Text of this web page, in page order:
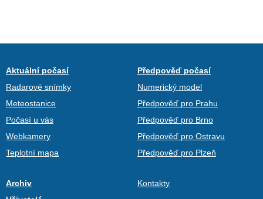
Aktuální počasí
Radarové snímky
Meteostanice
Počasí u vás
Webkamery
Teplotní mapa
Předpověď počasí
Numerický model
Předpověď pro Prahu
Předpověď pro Brno
Předpověď pro Ostravu
Předpověď pro Plzeň
Archiv
Kontakty